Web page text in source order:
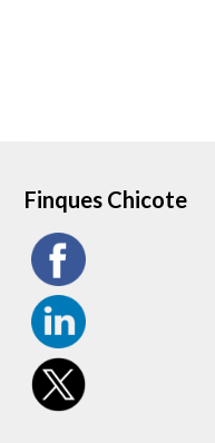
Finques Chicote